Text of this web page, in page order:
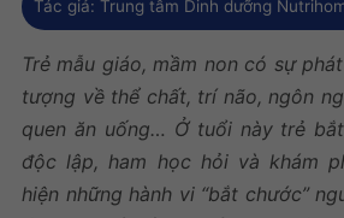
Tác giả: Trung tâm Dinh dưỡng
Trẻ mẫu giáo, mầm non có sự
tượng về thể chất, trí não, ngôn
quen ăn uống… Ở tuổi này trẻ
độc lập, ham học hỏi và khám
hiện những hành vi “bắt chước”